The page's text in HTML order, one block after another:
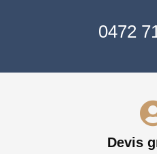
0472
Devis